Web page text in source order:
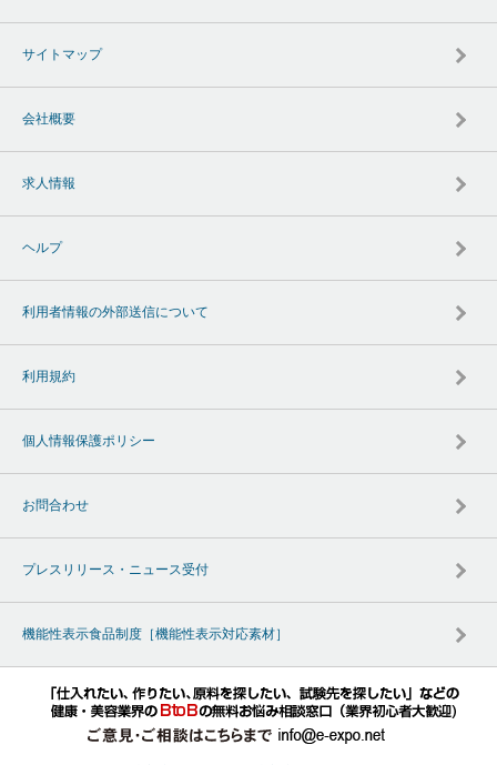
サイトマップ
会社概要
求人情報
ヘルプ
利用者情報の外部送信について
利用規約
個人情報保護ポリシー
お問合わせ
プレスリリース・ニュース受付
機能性表示食品制度［機能性表示対応素材］